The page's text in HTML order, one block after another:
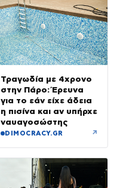
Τραγωδία με 4χρονο
στην Πάρο: Έρευνα
για το εάν είχε άδεια
η πισίνα και αν υπήρχε
ναυαγοσώστης
DIMOCRACY.GR ↗